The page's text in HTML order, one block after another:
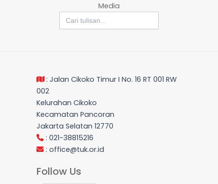
Media
Search
for:
: Jalan Cikoko Timur I No. 16 RT 001 RW
002
Kelurahan Cikoko
Kecamatan Pancoran
Jakarta Selatan 12770
: 021-38815216
: office@tuk.or.id
Follow Us